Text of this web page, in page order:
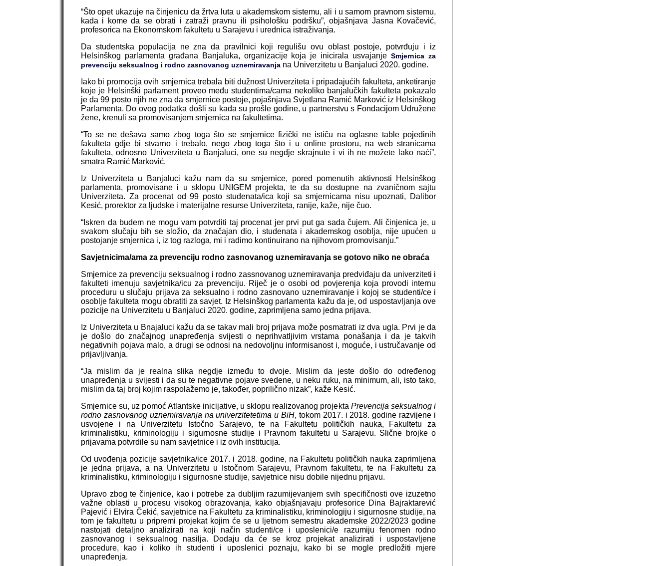
“Što opet ukazuje na činjenicu da žrtva luta u akademskom sistemu, ali i u samom pravnom sistemu,
kada i kome da se obrati i zatraži pravnu ili psihološku podršku”, objašnjava Jasna Kovačević,
profesorica na Ekonomskom fakultetu u Sarajevu i urednica istraživanja.
Da studentska populacija ne zna da pravilnici koji regulišu ovu oblast postoje, potvrđuju i iz
Helsinškog parlamenta građana Banjaluka, organizacije koja je inicirala usvajanjeSmjernica za
prevenciju seksualnog i rodno zasnovanog uznemiravanja na Univerzitetu u Banjaluci 2020. godine.
Iako bi promocija ovih smjernica trebala biti dužnost Univerziteta i pripadajućih fakulteta, anketiranje
koje je Helsinški parlament proveo među studentima/cama nekoliko banjalučkih fakulteta pokazalo
je da 99 posto njih ne zna da smjernice postoje, pojašnjava Svjetlana Ramić Marković iz Helsinškog
Parlamenta. Do ovog podatka došli su kada su prošle godine, u partnerstvu s Fondacijom Udružene
žene, krenuli sa promovisanjem smjernica na fakultetima.
“To se ne dešava samo zbog toga što se smjernice fizički ne ističu na oglasne table pojedinih
fakulteta gdje bi stvarno i trebalo, nego zbog toga što i u online prostoru, na web stranicama
fakulteta, odnosno Univerziteta u Banjaluci, one su negdje skrajnute i vi ih ne možete lako naći”,
smatra Ramić Marković.
Iz Univerziteta u Banjaluci kažu nam da su smjernice, pored pomenutih aktivnosti Helsinškog
parlamenta, promovisane i u sklopu UNIGEM projekta, te da su dostupne na zvaničnom sajtu
Univerziteta. Za procenat od 99 posto studenata/ica koji sa smjernicama nisu upoznati, Dalibor
Kesić, prorektor za ljudske i materijalne resurse Univerziteta, ranije, kaže, nije čuo.
“Iskren da budem ne mogu vam potvrditi taj procenat jer prvi put ga sada čujem. Ali činjenica je, u
svakom slučaju bih se složio, da značajan dio, i studenata i akademskog osoblja, nije upućen u
postojanje smjernica i, iz tog razloga, mi i radimo kontinuirano na njihovom promovisanju.”
Savjetnicima/ama za prevenciju rodno zasnovanog uznemiravanja se gotovo niko ne obraća
Smjernice za prevenciju seksualnog i rodno zassnovanog uznemiravanja predviđaju da univerziteti i
fakulteti imenuju savjetnika/icu za prevenciju. Riječ je o osobi od povjerenja koja provodi internu
proceduru u slučaju prijava za seksualno i rodno zasnovano uznemiravanje i kojoj se studenti/ce i
osoblje fakulteta mogu obratiti za savjet. Iz Helsinškog parlamenta kažu da je, od uspostavljanja ove
pozicije na Univerzitetu u Banjaluci 2020. godine, zaprimljena samo jedna prijava.
Iz Univerziteta u Bnajaluci kažu da se takav mali broj prijava može posmatrati iz dva ugla. Prvi je da
je došlo do značajnog unapređenja svijesti o neprihvatljivim vrstama ponašanja i da je takvih
negativnih pojava malo, a drugi se odnosi na nedovoljnu informisanost i, moguće, i ustručavanje od
prijavljivanja.
“Ja mislim da je realna slika negdje između to dvoje. Mislim da jeste došlo do određenog
unapređenja u svijesti i da su te negativne pojave svedene, u neku ruku, na minimum, ali, isto tako,
mislim da taj broj kojim raspolažemo je, također, poprilično nizak”, kaže Kesić.
Smjernice su, uz pomoć Atlantske inicijative, u sklopu realizovanog projekta Prevencija seksualnog i
rodno zasnovanog uznemiravanja na univerzitetetima u BiH, tokom 2017. i 2018. godine razvijene i
usvojene i na Univerzitetu Istočno Sarajevo, te na Fakultetu političkih nauka, Fakultetu za
kriminalistiku, kriminologiju i sigurnosne studije i Pravnom fakultetu u Sarajevu. Slične brojke o
prijavama potvrdile su nam savjetnice i iz ovih institucija.
Od uvođenja pozicije savjetnika/ice 2017. i 2018. godine, na Fakultetu političkih nauka zaprimljena
je jedna prijava, a na Univerzitetu u Istočnom Sarajevu, Pravnom fakultetu, te na Fakultetu za
kriminalistiku, kriminologiju i sigurnosne studije, savjetnice nisu dobile nijednu prijavu.
Upravo zbog te činjenice, kao i potrebe za dubljim razumijevanjem svih specifičnosti ove izuzetno
važne oblasti u procesu visokog obrazovanja, kako objašnjavaju profesorice Dina Bajraktarević
Pajević i Elvira Čekić, savjetnice na Fakultetu za kriminalistiku, kriminologiju i sigurnosne studije, na
tom je fakultetu u pripremi projekat kojim će se u ljetnom semestru akademske 2022/2023 godine
nastojati detaljno analizirati na koji način studenti/ce i uposlenici/e razumiju fenomen rodno
zasnovanog i seksualnog nasilja. Dodaju da će se kroz projekat analizirati i uspostavljene
procedure, kao i koliko ih studenti i uposlenici poznaju, kako bi se mogle predložiti mjere
unapređenja.